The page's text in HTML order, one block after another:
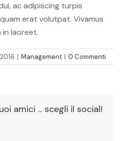
ac adipiscing turpis
erat volutpat. Vivamus
in laoreet.
| Management | 0 Commenti
amici ... scegli il social!